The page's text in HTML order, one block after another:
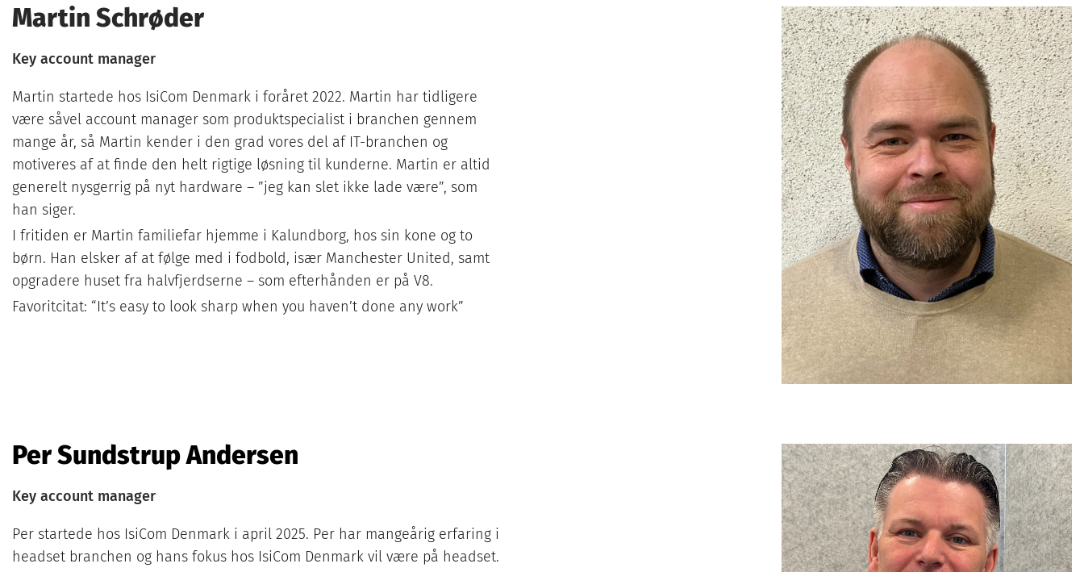
Martin Schrøder
Key account manager
Martin startede hos IsiCom Denmark i foråret 2022. Martin har tidligere
være såvel account manager som produktspecialist i branchen gennem
mange år, så Martin kender i den grad vores del af IT-branchen og
motiveres af at finde den helt rigtige løsning til kunderne. Martin er altid
generelt nysgerrig på nyt hardware – ”jeg kan slet ikke lade være”, som
han siger.
I fritiden er Martin familiefar hjemme i Kalundborg, hos sin kone og to
børn. Han elsker af at følge med i fodbold, især Manchester United, samt
opgradere huset fra halvfjerdserne – som efterhånden er på V8.
Favoritcitat: “It’s easy to look sharp when you haven’t done any work”
Per Sundstrup Andersen
Key account manager
Per startede hos IsiCom Denmark i april 2025. Per har mangeårig erfaring i
headset branchen og hans fokus hos IsiCom Denmark vil være på headset.